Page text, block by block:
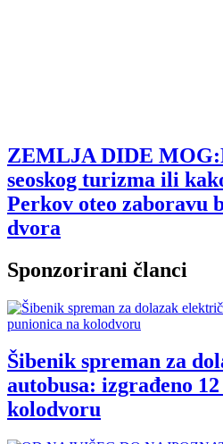
ZEMLJA DIDE
seoskog turizma ili
Perkov oteo zaboravu
dvora
Sponzorirani članci
Šibenik spreman za
autobusa: izgrađeno
kolodvoru